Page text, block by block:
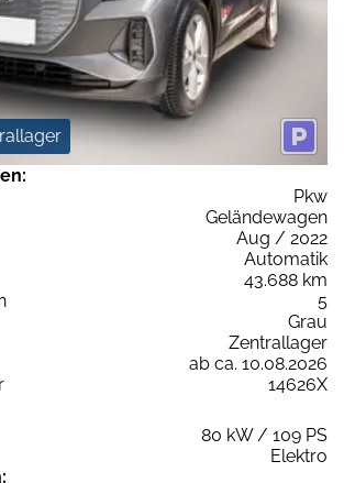
Pkw
Geländewagen
Aug / 2022
Automatik
43.688 km
5
Grau
Zentrallager
ab ca. 10.08.2026
14626X
80 kW / 109 PS
Elektro